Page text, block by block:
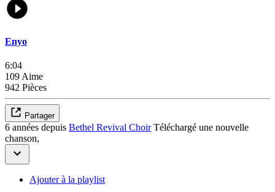
Enyo
6:04
109 Aime
942 Pièces
Partager
6 années depuis Bethel Revival ChoirTéléchargé une nouvelle
chanson,
Ajouter à la playlist